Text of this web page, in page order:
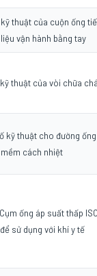
thuật của cuộn ống
vận hành bằng tay
thuật của vòi chữa
kỹ thuật cho đường ống
mềm cách nhiệt
ống áp suất thấp
sử dụng với khí y tế